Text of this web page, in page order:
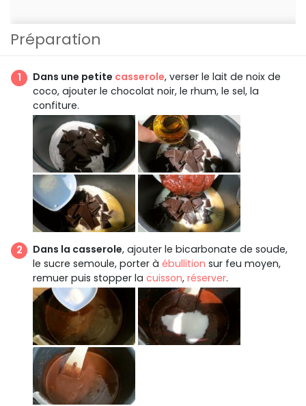
Préparation
Dans une petite casserole, verser le lait de noix de
coco, ajouter le chocolat noir, le rhum, le sel, la
confiture.
Dans la casserole, ajouter le bicarbonate de soude,
le sucre semoule, porter à ébullition sur feu moyen,
remuer puis stopper la cuisson, réserver.